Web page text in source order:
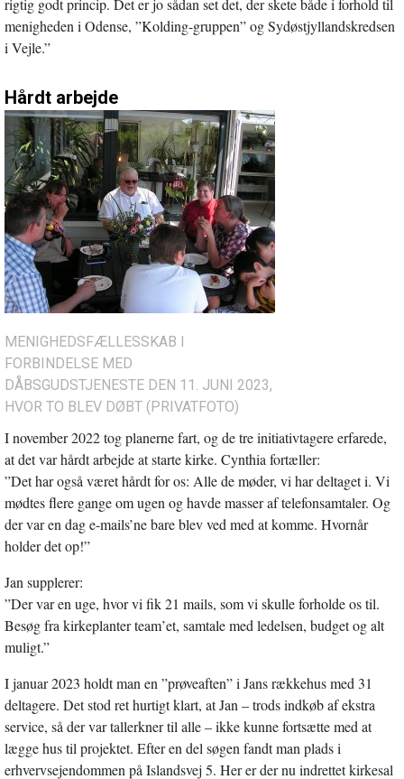
menigheden i Odense, ”Kolding-gruppen” og Sydøstjyllandskredsen
i Vejle.”
Hårdt arbejde
MENIGHEDSFÆLLESSKAB I
FORBINDELSE MED
DÅBSGUDSTJENESTE DEN 11. JUNI 2023,
HVOR TO BLEV DØBT (PRIVATFOTO)
I november 2022 tog planerne fart, og de tre initiativtagere erfarede,
at det var hårdt arbejde at starte kirke. Cynthia fortæller:
”Det har også været hårdt for os: Alle de møder, vi har deltaget i. Vi
mødtes flere gange om ugen og havde masser af telefonsamtaler. Og
der var en dag e-mails’ne bare blev ved med at komme. Hvornår
holder det op!”
Jan supplerer:
”Der var en uge, hvor vi fik 21 mails, som vi skulle forholde os til.
Besøg fra kirkeplanter team’et, samtale med ledelsen, budget og alt
muligt.”
I januar 2023 holdt man en ”prøveaften” i Jans rækkehus med 31
deltagere. Det stod ret hurtigt klart, at Jan – trods indkøb af ekstra
service, så der var tallerkner til alle – ikke kunne fortsætte med at
lægge hus til projektet. Efter en del søgen fandt man plads i
erhvervsejendommen på Islandsvej 5. Her er der nu indrettet kirkesal